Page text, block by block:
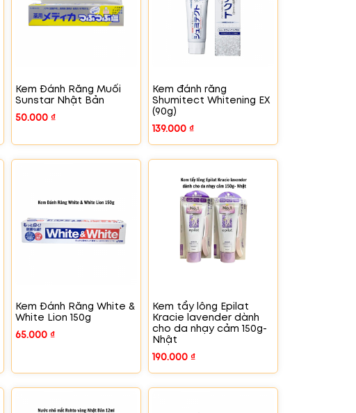
Kem Đánh Răng Muối
Sunstar Nhật Bản
50.000 ₫
Kem đánh răng
Shumitect Whitening EX
(90g)
139.000 ₫
Kem Đánh Răng White &
White Lion 150g
65.000 ₫
Kem tẩy lông Epilat
Kracie lavender dành
cho da nhạy cảm 150g-
Nhật
190.000 ₫